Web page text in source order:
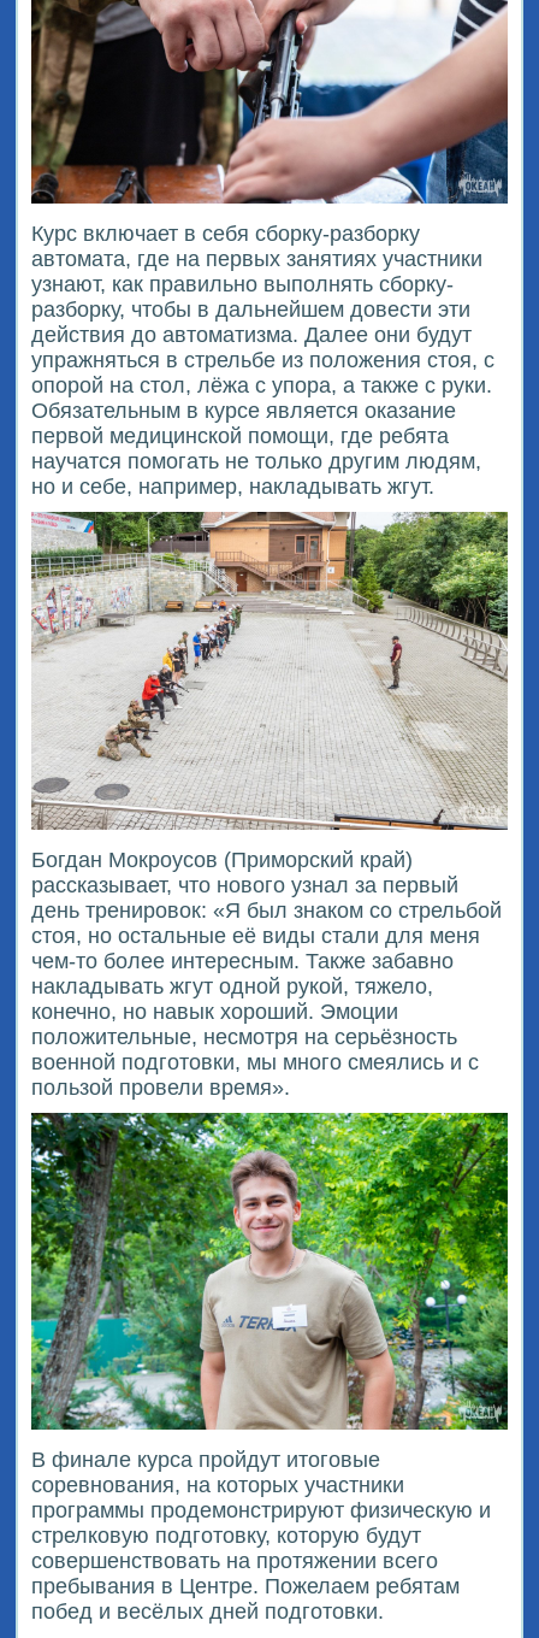
Курс включает в себя сборку-разборку
автомата, где на первых занятиях участники
узнают, как правильно выполнять сборку-
разборку, чтобы в дальнейшем довести эти
действия до автоматизма. Далее они будут
упражняться в стрельбе из положения стоя, с
опорой на стол, лёжа с упора, а также с руки.
Обязательным в курсе является оказание
первой медицинской помощи, где ребята
научатся помогать не только другим людям,
но и себе, например, накладывать жгут.
Богдан Мокроусов (Приморский край)
рассказывает, что нового узнал за первый
день тренировок: «Я был знаком со стрельбой
стоя, но остальные её виды стали для меня
чем-то более интересным. Также забавно
накладывать жгут одной рукой, тяжело,
конечно, но навык хороший. Эмоции
положительные, несмотря на серьёзность
военной подготовки, мы много смеялись и с
пользой провели время».
В финале курса пройдут итоговые
соревнования, на которых участники
программы продемонстрируют физическую и
стрелковую подготовку, которую будут
совершенствовать на протяжении всего
пребывания в Центре. Пожелаем ребятам
побед и весёлых дней подготовки.